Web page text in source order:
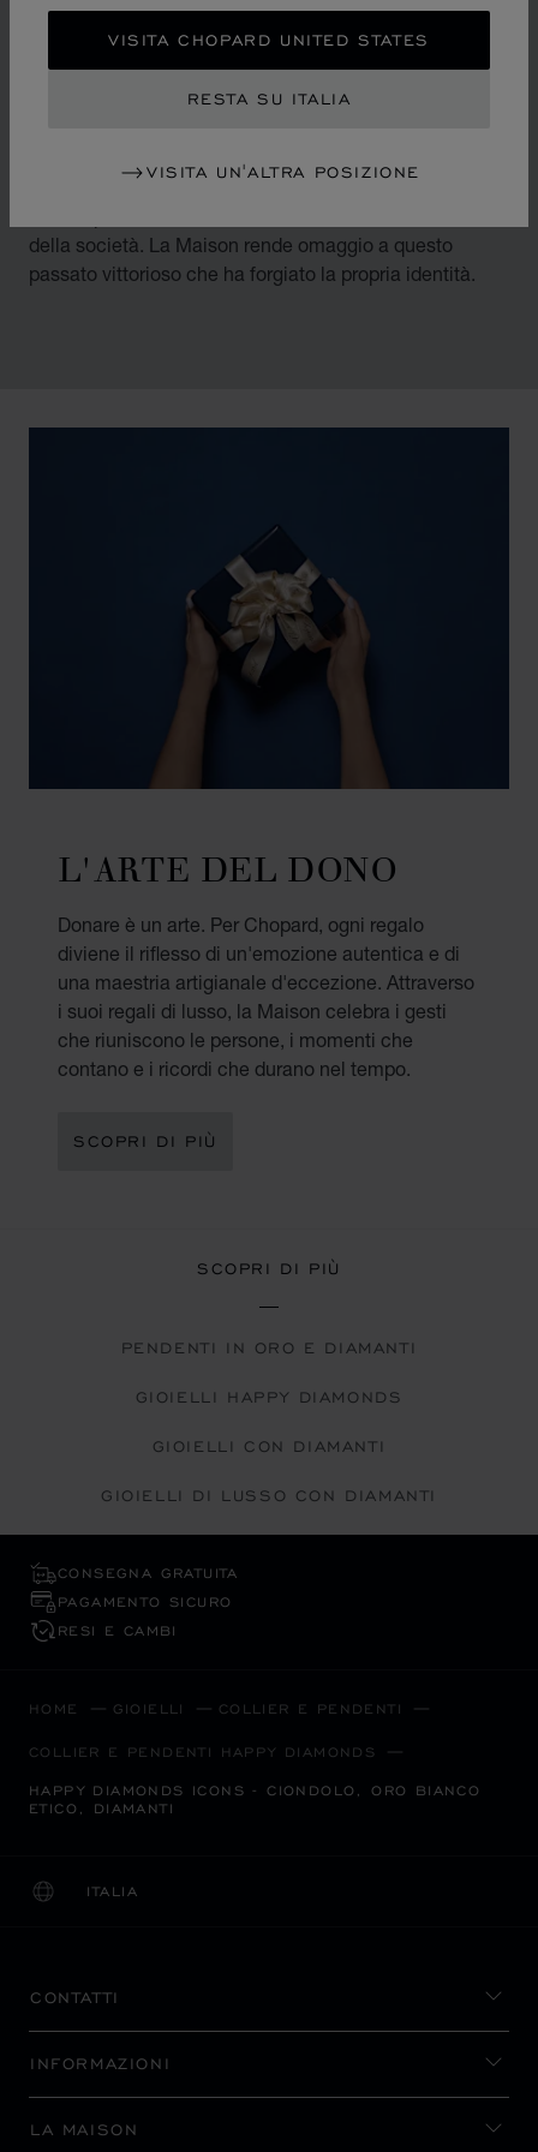
VISITA CHOPARD UNITED STATES
RESTA SU ITALIA
VISITA UN'ALTRA POSIZIONE
DIAMANTI IN
MOVIMENTO
metamorfosi di un’epoca caratterizzata da un vento di
della società. La Maison rende omaggio a questo
passato vittorioso che ha forgiato la propria identità.
L'ARTE DEL DONO
Donare è un arte. Per Chopard, ogni regalo
diviene il riflesso di un'emozione autentica e di
una maestria artigianale d'eccezione. Attraverso
i suoi regali di lusso, la Maison celebra i gesti
che riuniscono le persone, i momenti che
contano e i ricordi che durano nel tempo.
SCOPRI DI PIÙ
SCOPRI DI PIÙ
PENDENTI IN ORO E DIAMANTI
GIOIELLI HAPPY DIAMONDS
GIOIELLI CON DIAMANTI
GIOIELLI DI LUSSO CON DIAMANTI
CONSEGNA GRATUITA
PAGAMENTO SICURO
RESI E CAMBI
HOME GIOIELLI COLLIER E PENDENTI
COLLIER E PENDENTI HAPPY DIAMONDS
HAPPY DIAMONDS ICONS - CIONDOLO, ORO BIANCO
ETICO, DIAMANTI
ITALIA
LOCALIZZAZIONE (CAMBIA PAESE)
CAMBIA PAESE
CONTATTI
INFORMAZIONI
LA MAISON